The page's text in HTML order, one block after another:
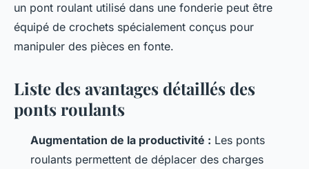
un pont roulant utilisé dans une fonderie peut être
équipé de crochets spécialement conçus pour
manipuler des pièces en fonte.
Liste des avantages détaillés des
ponts roulants
Augmentation de la productivité : Les ponts
roulants permettent de déplacer des charges